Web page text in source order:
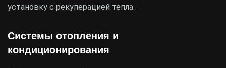
установку с рекуперацией тепла.
Системы отопления и
кондиционирования